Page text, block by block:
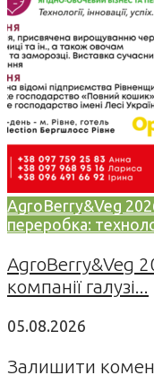
AgroBerry&Veg
переробка:
AgroBerry&Veg
компанії галузі...
05.08.2026
Залишити